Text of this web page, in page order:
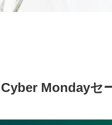
Mondayセ